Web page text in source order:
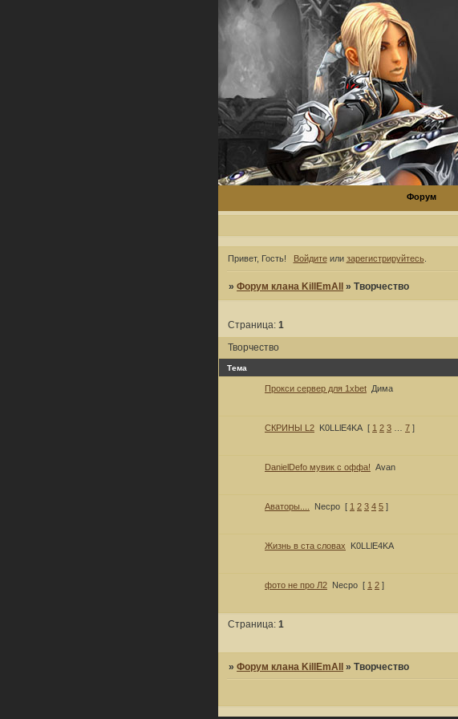
Форум
Привет, Гость! Войдитеили зарегистрируйтесь.
»Форум клана KillEmAll »Творчество
Творчество
Страница:1
Тема
Прокси сервер для 1xbet Дима
СКРИНЫ L2 K0LLlE4KA [ 1 2 3 7 ]
DanielDefo мувик с оффа! Avan
Аваторы.... Necpo [ 1 2 3 4 5 ]
Жизнь в ста словах
K0LLlE4KA
фото не про Л2 Necpo [ 1 2 ]
Страница:1
»Форум клана KillEmAll »Творчество